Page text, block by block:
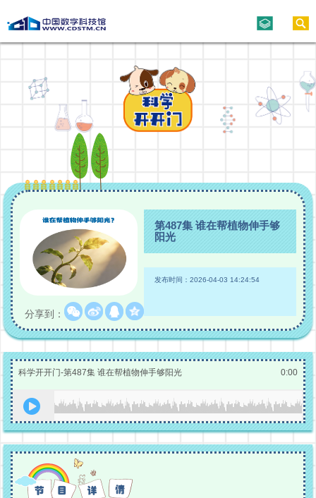
第487集 谁在帮植物伸手够
阳光
发布时间：2026-04-03 14:24:54
分享到：
科学开开门-第487集 谁在帮植物伸手够阳光 0:00